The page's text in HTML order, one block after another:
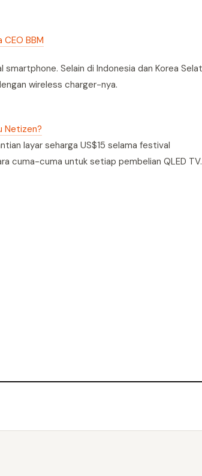
BBM
Selain di Indonesia dan Korea
wireless charger-nya.
Netizen?
layar seharga US$15 selama festival
cuma-cuma untuk setiap pembelian QLED TV.